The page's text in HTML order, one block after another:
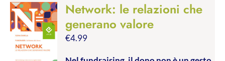
Network: le relazioni che
generano valore
€4.99